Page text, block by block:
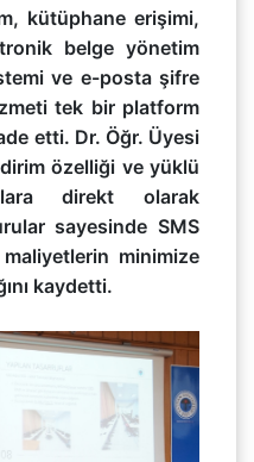
kütüphane erişimi,
belge yönetim
ve e-posta şifre
tek bir platform
etti. Dr. Öğr. Üyesi
özelliği ve yüklü
direkt olarak
sayesinde SMS
minimize
kaydetti.